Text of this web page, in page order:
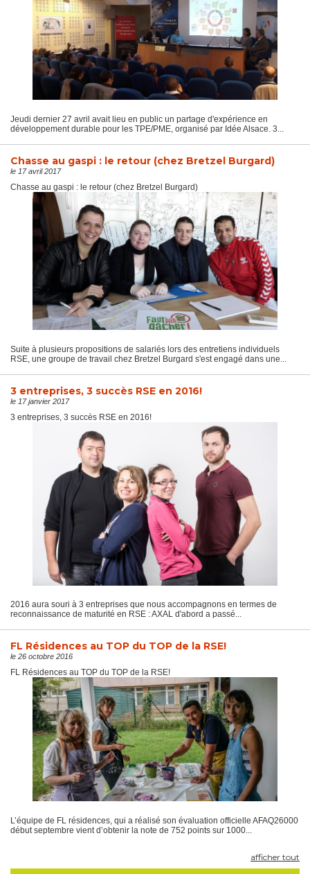
Jeudi dernier 27 avril avait lieu en public un partage d'expérience en
développement durable pour les TPE/PME, organisé par Idée Alsace. 3...
Chasse au gaspi : le retour (chez Bretzel Burgard)
le 17 avril 2017
Chasse au gaspi : le retour (chez Bretzel Burgard)
Suite à plusieurs propositions de salariés lors des entretiens individuels
RSE, une groupe de travail chez Bretzel Burgard s'est engagé dans une...
3 entreprises, 3 succès RSE en 2016!
le 17 janvier 2017
3 entreprises, 3 succès RSE en 2016!
2016 aura souri à 3 entreprises que nous accompagnons en termes de
reconnaissance de maturité en RSE : AXAL d'abord a passé...
FL Résidences au TOP du TOP de la RSE!
le 26 octobre 2016
FL Résidences au TOP du TOP de la RSE!
L’équipe de FL résidences, qui a réalisé son évaluation officielle AFAQ26000
début septembre vient d’obtenir la note de 752 points sur 1000...
afficher tout